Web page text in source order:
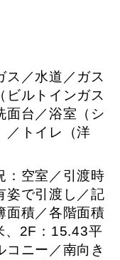
ス／水道／ガス
ビルトインガス
面台／浴室（シ
／トイレ（洋
：空室／引渡時
姿で引渡し／記
面積／各階面積
、2F：15.43平
コニー／南向き